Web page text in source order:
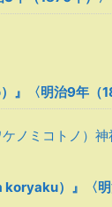
』〈明治9年（
ノミコトノ）神
）』〈